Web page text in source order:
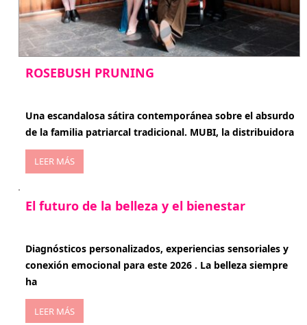
ROSEBUSH PRUNING
Una escandalosa sátira contemporánea sobre el absurdo
de la familia patriarcal tradicional. MUBI, la distribuidora
LEER MÁS
El futuro de la belleza y el bienestar
Diagnósticos personalizados, experiencias sensoriales y
conexión emocional para este 2026 . La belleza siempre
ha
LEER MÁS